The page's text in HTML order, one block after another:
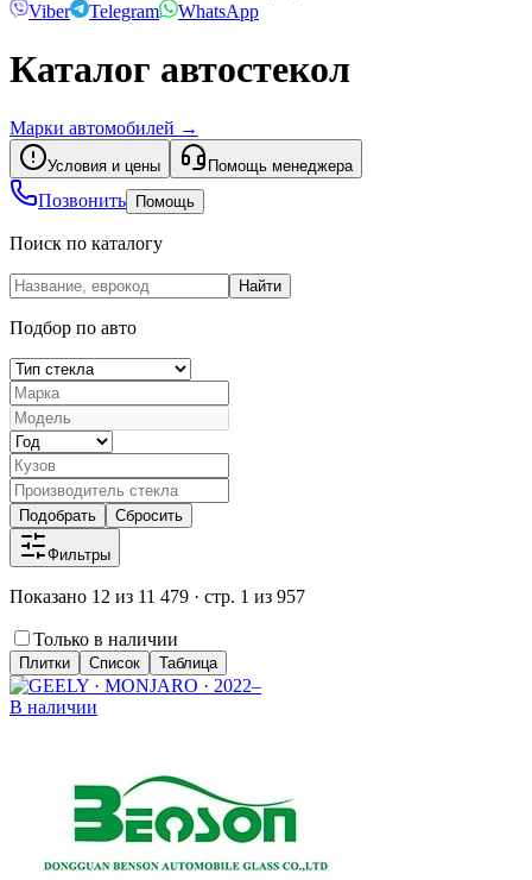
Viber
Telegram WhatsApp
Каталог автостекол
Марки автомобилей →
Условия и цены Помощь менеджера
Позвонить Помощь
Поиск по каталогу
Найти
Подбор по авто
Подобрать Сбросить
Фильтры
Показано 12 из 11 479 · стр. 1 из 957
Только в наличии
Плитки Список Таблица
В наличии